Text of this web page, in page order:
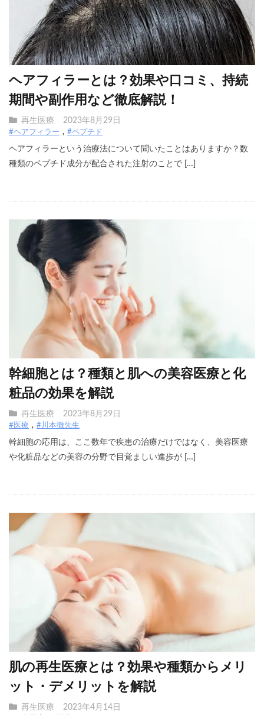
ヘアフィラーとは？効果や口コミ、持続
期間や副作用など徹底解説！
再生医療 2023年8月29日
#ヘアフィラー #ペプチド
ヘアフィラーという治療法について聞いたことはありますか？数
種類のペプチド成分が配合された注射のことで […]
幹細胞とは？種類と肌への美容医療と化
粧品の効果を解説
再生医療 2023年8月29日
#医療 #川本徹先生
幹細胞の応用は、ここ数年で疾患の治療だけではなく、美容医療
や化粧品などの美容の分野で目覚ましい進歩が […]
肌の再生医療とは？効果や種類からメリ
ット・デメリットを解説
再生医療 2023年4月14日